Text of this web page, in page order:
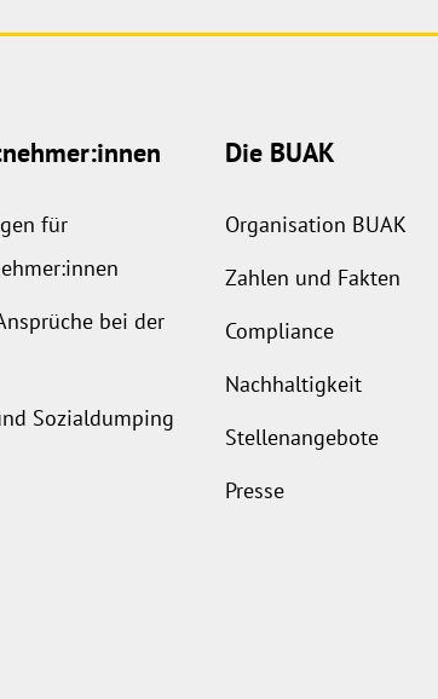
für
bei der
Sozialdumping
Die BUAK
Organisation BUAK
Zahlen und Fakten
Compliance
Nachhaltigkeit
Stellenangebote
Presse